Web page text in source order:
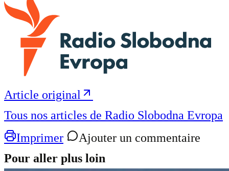
Article original
Tous nos articles de Radio Slobodna Evropa
Imprimer
Ajouter un commentaire
Pour aller plus loin